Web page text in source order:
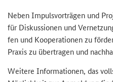
Neben Im­puls­vor­trä­gen und
für Dis­kus­sio­nen und
fen und Ko­ope­ra­tio­nen zu
Pra­xis zu über­tra­gen und
Wei­te­re In­for­ma­tio­nen, das